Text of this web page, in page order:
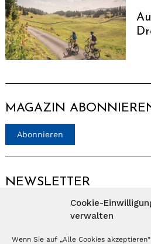
Cookie-
verwalten
Wenn Sie auf „Alle Cookies
MAGAZIN
Abonnieren
NEWSLETTER